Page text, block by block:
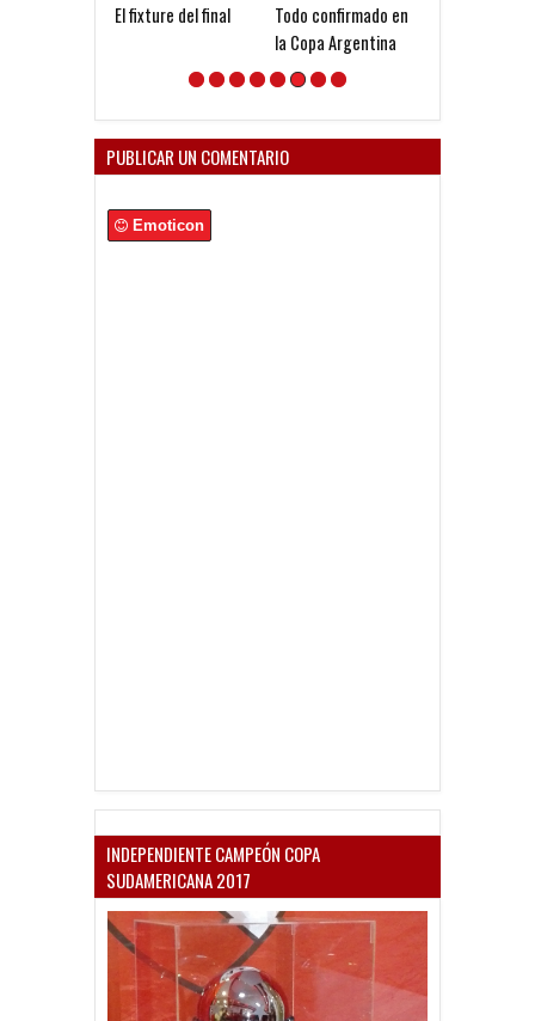
El fixture del final
Todo confirmado en
la Copa Argentina
PUBLICAR UN COMENTARIO
Emoticon
INDEPENDIENTE CAMPEÓN COPA
SUDAMERICANA 2017